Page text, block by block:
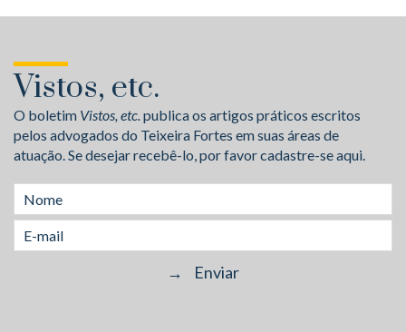
Vistos, etc.
O boletim Vistos, etc.publica os artigos práticos escritos
pelos advogados do Teixeira Fortes em suas áreas de
atuação. Se desejar recebê-lo, por favor cadastre-se aqui.